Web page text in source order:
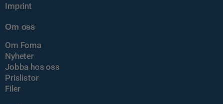
Imprint
Om oss
Om Foma
Nyheter
Jobba hos oss
Prislistor
Filer